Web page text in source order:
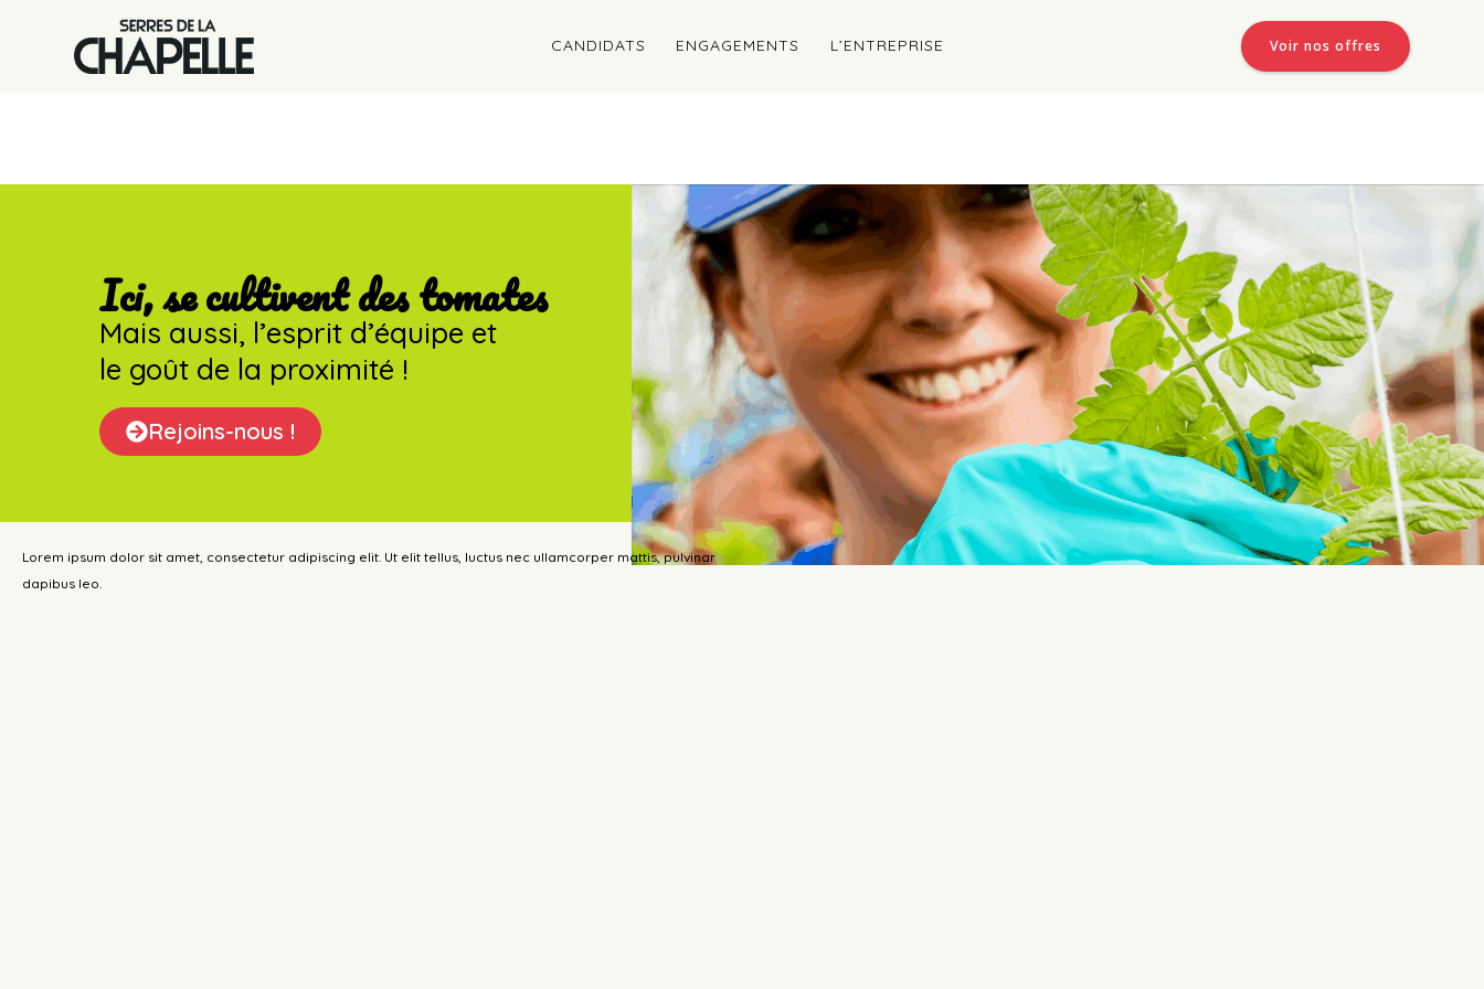
CANDIDATS ENGAGEMENTS L’ENTREPRISE Voir nos offres
Ici, se cultivent des tomates
Mais aussi, l’esprit d’équipe et
le goût de la proximité !
Rejoins-nous !
Lorem ipsum dolor sit amet, consectetur adipiscing elit. Ut elit tellus, luctus nec ullamcorper mattis, pulvinar
dapibus leo.